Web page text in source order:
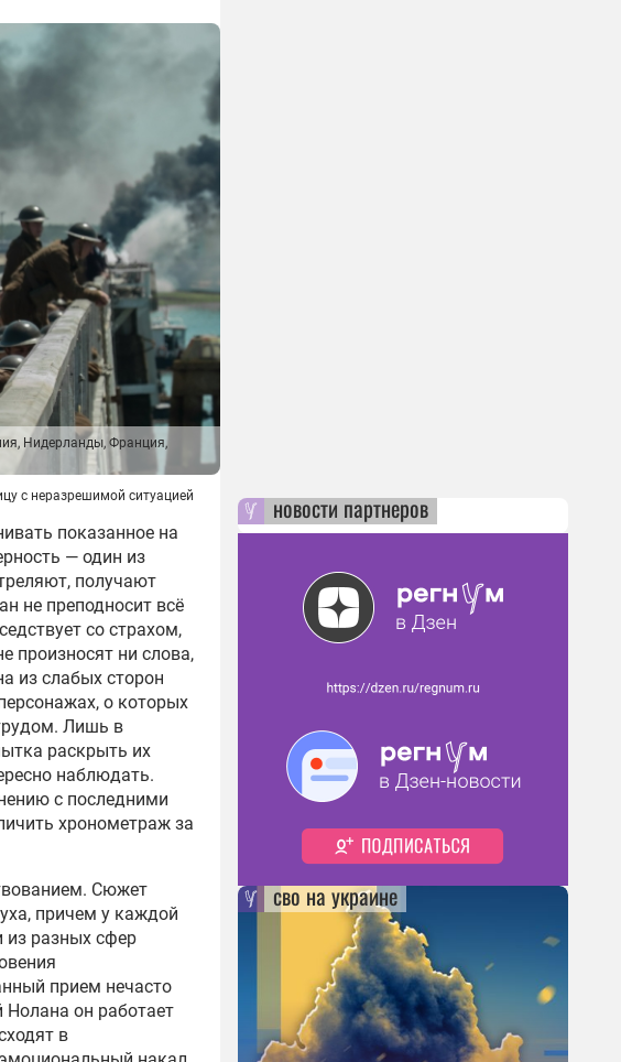
Нидерланды, Франция,
с неразрешимой ситуацией
показанное на
— один из
получают
не преподносит всё
со страхом,
произносят ни слова,
из слабых сторон
о которых
Лишь в
раскрыть их
наблюдать.
с последними
хронометраж за
Сюжет
причем у каждой
из разных сфер
прием нечасто
Нолана он работает
в
новости партнеров
сво на украине